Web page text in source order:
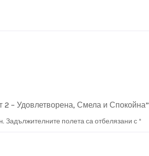
2 – Удовлетворена, Смела и Спокойна”
Задължителните полета са отбелязани с *